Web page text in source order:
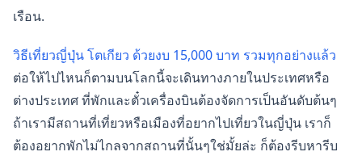
เรือน.
วิธีเที่ยวญี่ปุ่น โตเกียว ด้วยงบ 15,000 บาท รวมทุกอย่างแล้ว
ต่อให้ไปไหนก็ตามบนโลกนี้จะเดินทางภายในประเทศหรือ
ต่างประเทศ ที่พักและตั๋วเครื่องบินต้องจัดการเป็นอันดับต้นๆ
ถ้าเรามีสถานที่เที่ยวหรือเมืองที่อยากไปเที่ยวในญี่ปุ่น เราก็
ต้องอยากพักไม่ไกลจากสถานที่นั้นๆใช่มั้ยล่ะ ก็ต้องรีบหารีบ